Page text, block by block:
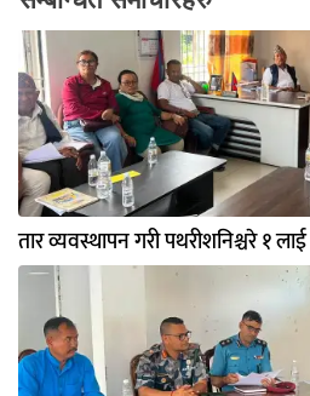
तार व्यवस्थापन गरी पथरीशनिश्चरे १